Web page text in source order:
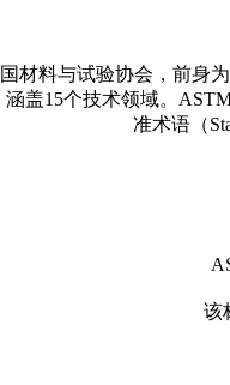
材料与试验协会，前身
盖15个技术领域。
准术语（
该